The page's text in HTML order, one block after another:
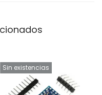
Sin existencias